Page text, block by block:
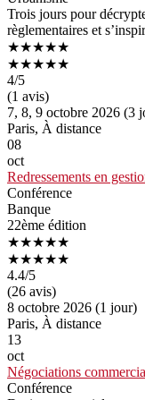
Trois jours pour
règlementaires et
★★★★★
★★★★★
4/5
(1 avis)
7, 8, 9 octobre 2026 (3
Paris, À distance
08
oct
Redressements en
Conférence
Banque
22ème édition
★★★★★
★★★★★
4.4/5
(26 avis)
8 octobre 2026 (1 jour)
Paris, À distance
13
oct
Négociations
Conférence